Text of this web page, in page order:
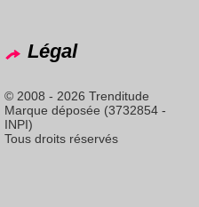
Légal
© 2008 - 2026 Trenditude
Marque déposée (3732854 -
INPI)
Tous droits réservés